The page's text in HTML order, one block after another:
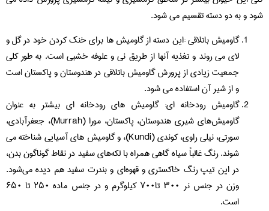
شود و به دو دسته تقسیم می شود.
گاومیش باتلاقی :این دسته از گاومیش ها برای خنک کردن خود در گل و
لای می روند و تغذیه آنها از طریق نی و علوفه خشبی است. به طور کلی
جمعیت زیادی از پرورش گاومیش باتلاقی در هندوستان و پاکستان است
و از شیر آن استفاده می شود.
گاومیش رودخانه ای: گاومیش های رودخانه ای بیشتر به عنوان
گاومیش‌هاى شیرى هندوستان، پاکستان، مورا (Murrah)، جعفرآبادى،
سورتى، نیلى راوى، کوندى (Kundi)، و گاومیش های آسیایی شناخته می
شوند. رنگ غالباً سیاه گاهی همراه با لکه‌های سفید در نقاط گوناگون بدن،
در این تیپ رنگ خاکستری و قهوه‌ای و بندرت سفید هم دیده می‌شود.
وزن در جنس نر ۳۰۰ تا۷۰۰ کیلوگرم و در جنس ماده ۲۵۰ تا ۶۵۰
است.